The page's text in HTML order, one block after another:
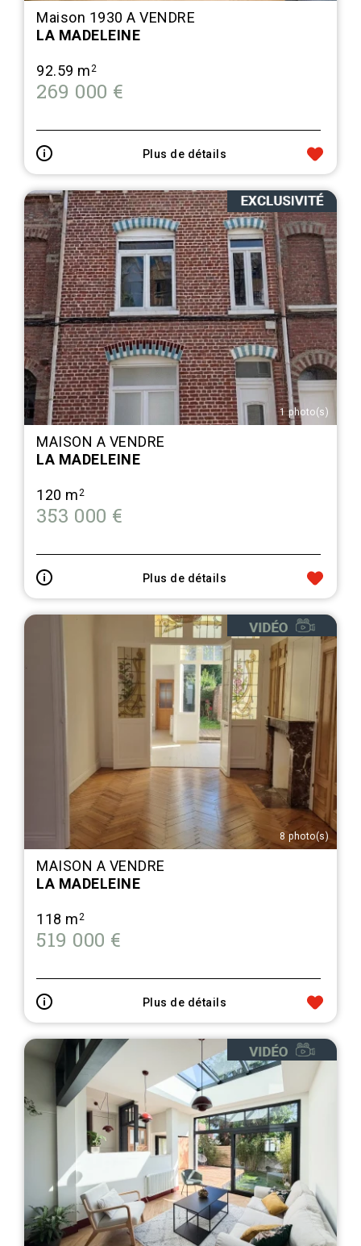
Maison 1930 A VENDRE
LA MADELEINE
92.59 m2
269 000 €
Plus de détails
1 photo(s)
MAISON A VENDRE
LA MADELEINE
120 m2
353 000 €
Plus de détails
8 photo(s)
MAISON A VENDRE
LA MADELEINE
118 m2
519 000 €
Plus de détails